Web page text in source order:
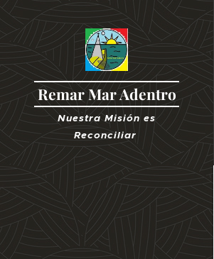
Remar Mar Adentro
Nuestra Misión es
Reconciliar